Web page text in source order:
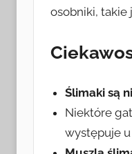
osobniki, takie
Ślimaki są
Niektóre
występuje